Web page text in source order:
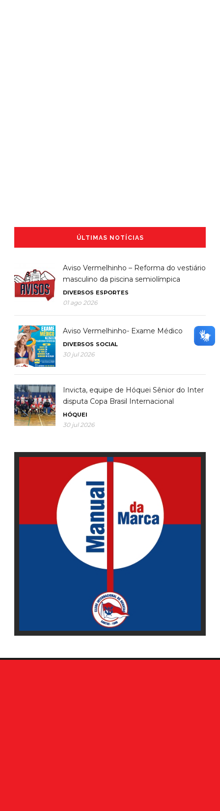
ÚLTIMAS NOTÍCIAS
Aviso Vermelhinho – Reforma do vestiário
masculino da piscina semiolímpica
DIVERSOS ESPORTES
01 ago 2026
Aviso Vermelhinho- Exame Médico
DIVERSOS SOCIAL
30 jul 2026
Invicta, equipe de Hóquei Sênior do Inter
disputa Copa Brasil Internacional
HÓQUEI
30 jul 2026